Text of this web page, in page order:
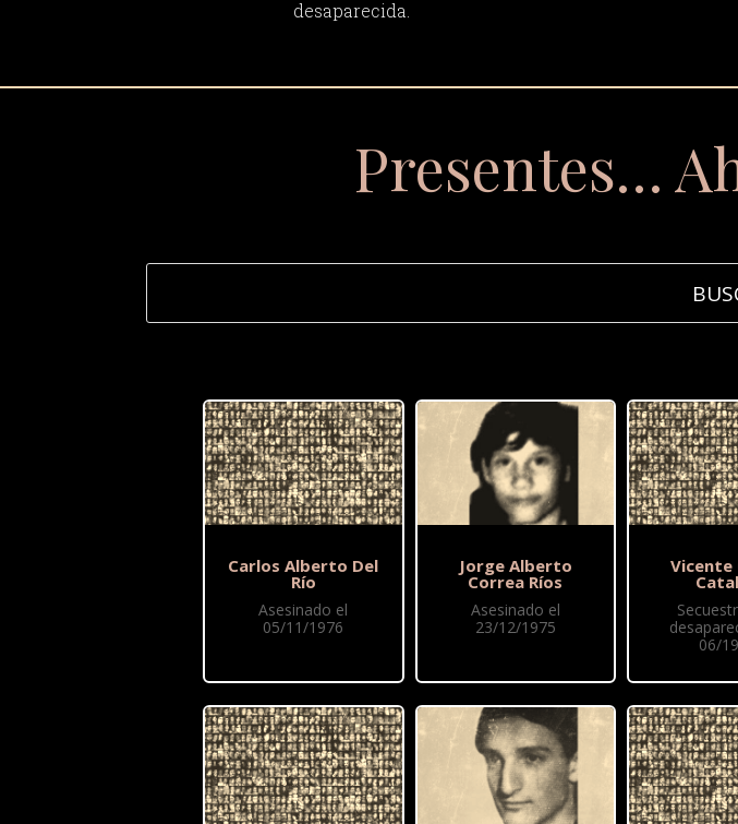
desaparecida.
Presentes…
Carlos Alberto Del
Río
Asesinado el
05/11/1976
Jorge Alberto
Correa Ríos
Asesinado el
23/12/1975
Vicente
06/